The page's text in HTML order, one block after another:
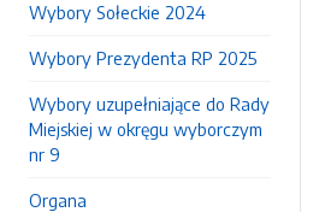
Wybory Sołeckie 2024
Wybory Prezydenta RP 2025
Wybory uzupełniające do Rady
Miejskiej w okręgu wyborczym
nr 9
Organa